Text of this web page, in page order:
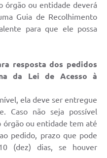
órgão ou entidade deverá
Guia de Recolhimento
para que ele possa
resposta dos pedidos
da Lei de Acesso à
ela deve ser entregue
Caso não seja possível
órgão ou entidade tem até
pedido, prazo que pode
(dez) dias, se houver